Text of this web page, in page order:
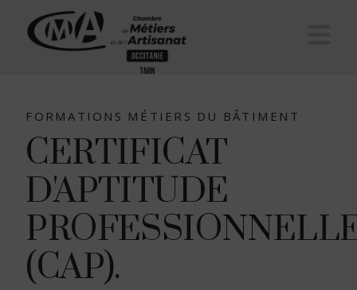
FORMATIONS MÉTIERS DU BÂTIMENT
CERTIFICAT
D'APTITUDE
(CAP).